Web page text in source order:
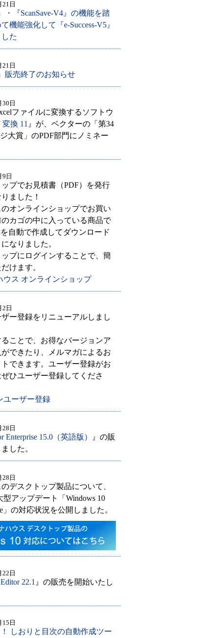
21日
・『ScanSave-V4』の機能を踏
機能強化して『e-Success-V5』
た
21日
販売終了のお知らせ
30日
ファイルに変換するソフトウ
換 11 』が、ベクターの「第34
大賞」のPDF部門にノミネー
9日
プでお見積書（PDF）を発行
ました！
オンラインショップでお買い
カゴの中に入っている商品で
自動で作成してダウンロード
なりました。
プにログインすることで、簡
けます。
ウス オンラインショップ
2日
ー登録をリニューアルしまし
ことで、お得なバージョンア
できたり、メルマガによるお
できます。ユーザー登録がお
ひユーザー登録してくださ
ユーザー登録
28日
Enterprise 15.0（英語版）
』の販
した。
28日
デスクトップ製品について、
型アップデート「Windows 10
」の対応状況を公開しました。
22日
22.1 』の販売を開始いたし
15日
しおりと目次の自動作成ツー